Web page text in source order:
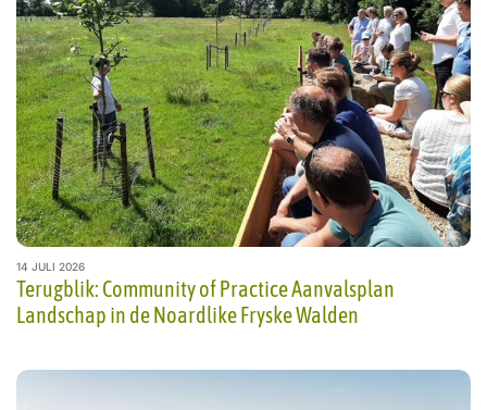
14 JULI 2026
Terugblik: Community of Practice Aanvalsplan
Landschap in de Noardlike Fryske Walden